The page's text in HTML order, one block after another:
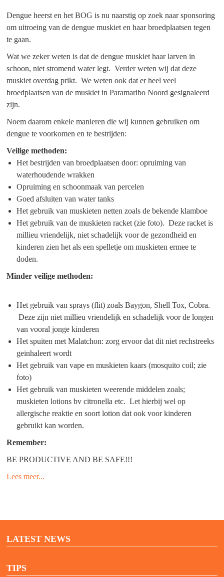
Dengue heerst en het BOG is nu naarstig op zoek naar sponsoring
om uitroeing van de dengue muskiet en haar broedplaatsen tegen
te gaan.
Wat we zeker weten is dat de dengue muskiet haar larven in
schoon, niet stromend water legt. Verder weten wij dat deze
muskiet overdag prikt. We weten ook dat er heel veel
broedplaatsen van de muskiet in Paramaribo Noord gesignaleerd
zijn.
Noem daarom enkele manieren die wij kunnen gebruiken om
dengue te voorkomen en te bestrijden:
Veilige methoden:
Het bestrijden van broedplaatsen door: opruiming van
waterhoudende wrakken
Opruiming en schoonmaak van percelen
Goed afsluiten van water tanks
Het gebruik van muskieten netten zoals de bekende klamboe
Het gebruik van de muskieten racket (zie foto). Deze racket is
millieu vriendelijk, niet schadelijk voor de gezondheid en
kinderen zien het als een spelletje om muskieten ermee te
doden.
Minder veilige methoden:
Het gebruik van sprays (flit) zoals Baygon, Shell Tox, Cobra.
Deze zijn niet millieu vriendelijk en schadelijk voor de longen
van vooral jonge kinderen
Het spuiten met Malatchon: zorg ervoor dat dit niet rechstreeks
geinhaleert wordt
Het gebruik van vape en muskieten kaars (mosquito coil; zie
foto)
Het gebruik van muskieten weerende middelen zoals;
muskieten lotions bv citronella etc. Let hierbij wel op
allergische reaktie en soort lotion dat ook voor kinderen
gebruikt kan worden.
Remember:
BE PRODUCTIVE AND BE SAFE!!!
Lees meer...
LATEST NEWS
TIPS